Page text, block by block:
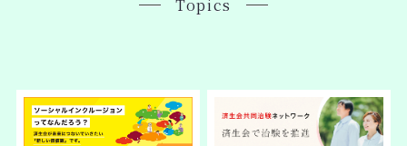
Topics